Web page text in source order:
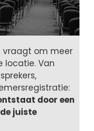
vraagt om meer
locatie. Van
door een
juiste